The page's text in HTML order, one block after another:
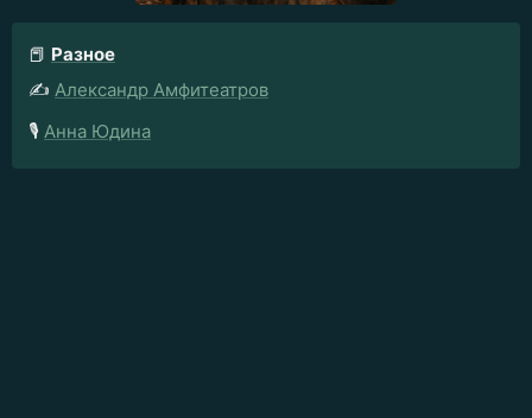
📕 Разное
✍️ Александр Амфитеатров
🎙️ Анна Юдина